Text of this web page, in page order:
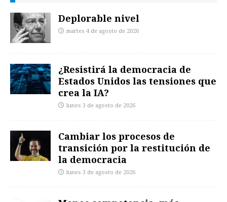
Deplorable nivel
martes 4 de agosto de 2026
¿Resistirá la democracia de
Estados Unidos las tensiones que
crea la IA?
lunes 3 de agosto de 2026
Cambiar los procesos de
transición por la restitución de
la democracia
lunes 3 de agosto de 2026